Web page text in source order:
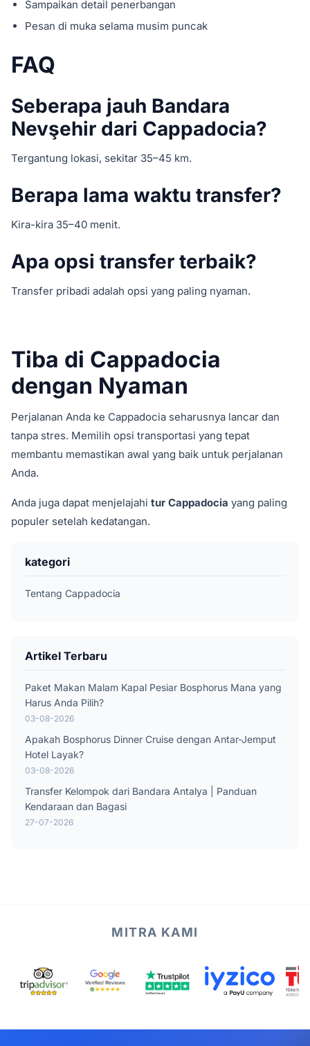
Sampaikan detail penerbangan
Pesan di muka selama musim puncak
FAQ
Seberapa jauh Bandara
Nevşehir dari Cappadocia?
Tergantung lokasi, sekitar 35–45 km.
Berapa lama waktu transfer?
Kira-kira 35–40 menit.
Apa opsi transfer terbaik?
Transfer pribadi adalah opsi yang paling nyaman.
Tiba di Cappadocia
dengan Nyaman
Perjalanan Anda ke Cappadocia seharusnya lancar dan
tanpa stres. Memilih opsi transportasi yang tepat
membantu memastikan awal yang baik untuk perjalanan
Anda.
Anda juga dapat menjelajahi tur Cappadocia yang paling
populer setelah kedatangan.
kategori
Tentang Cappadocia
Artikel Terbaru
Paket Makan Malam Kapal Pesiar Bosphorus Mana yang
Harus Anda Pilih?
03-08-2026
Apakah Bosphorus Dinner Cruise dengan Antar-Jemput
Hotel Layak?
03-08-2026
Transfer Kelompok dari Bandara Antalya | Panduan
Kendaraan dan Bagasi
27-07-2026
MITRA KAMI